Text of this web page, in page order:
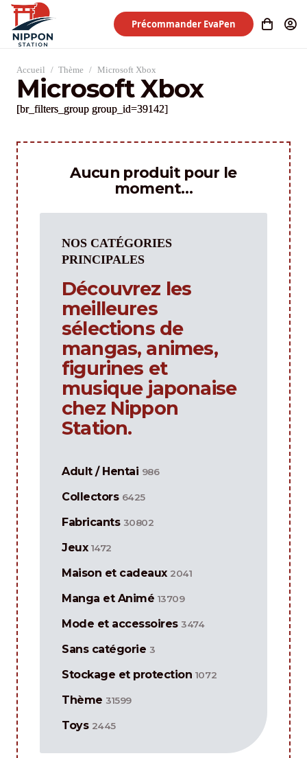
Précommander EvaPen
Accueil / Thème / Microsoft Xbox
Microsoft Xbox
[br_filters_group group_id=39142]
Aucun produit pour le
moment…
NOS CATÉGORIES
PRINCIPALES
Découvrez les
meilleures
sélections de
mangas, animes,
figurines et
musique japonaise
chez Nippon
Station.
Adult / Hentai 986
Collectors 6425
Fabricants 30802
Jeux 1472
Maison et cadeaux 2041
Manga et Animé 13709
Mode et accessoires 3474
Sans catégorie 3
Stockage et protection 1072
Thème 31599
Toys 2445